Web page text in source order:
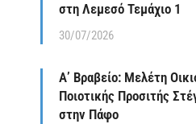
στη Λεμεσό Τεμάχιο 1
30/07/2026
Α’ Βραβείο: Μελέτη
Ποιοτικής Προσιτής
στην Πάφο